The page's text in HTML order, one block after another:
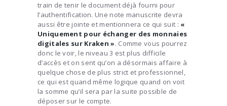
train de tenir le document déjà fourni pour
l’authentification. Une note manuscrite devra
aussi être jointe et mentionnera ce qui suit : «
Uniquement pour échanger des monnaies
digitales sur Kraken ». Comme vous pourrez
donc le voir, le niveau 3 est plus difficile
d’accès et on sent qu’on a désormais affaire à
quelque chose de plus strict et professionnel,
ce qui est quand même logique quand on voit
la somme qu’il sera par la suite possible de
déposer sur le compte.